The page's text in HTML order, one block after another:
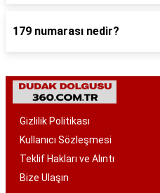
179 numarası nedir?
Gizlilik Politikası
Kullanıcı Sözleşmesi
Teklif Hakları ve Alıntı
Bize Ulaşın